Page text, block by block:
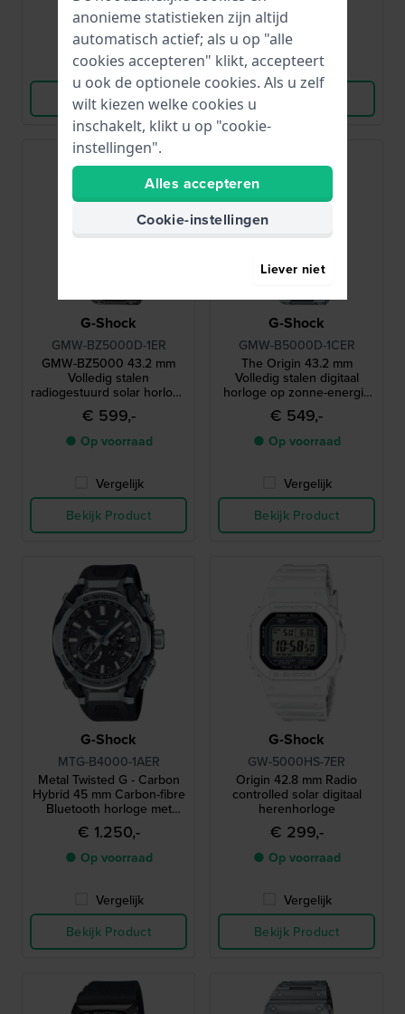
en MIP-display
● Op voorraad
Vergelijk
Bekijk Product
en MIP-display
● Op voorraad
Vergelijk
Bekijk Product
G-Shock
GMW-BZ5000D-1ER
GMW-BZ5000 43.2 mm
Volledig stalen
radiogestuurd solar horloge
met smartphoneverbinding
en MIP-display
€ 599,-
● Op voorraad
Vergelijk
Bekijk Product
G-Shock
GMW-B5000D-1CER
The Origin 43.2 mm
Volledig stalen digitaal
horloge op zonne-energie
met smartphonekoppeling
€ 549,-
● Op voorraad
Vergelijk
Bekijk Product
G-Shock
MTG-B4000-1AER
Metal Twisted G - Carbon
Hybrid 45 mm Carbon-fibre
Bluetooth horloge met
uniek AI-ondersteund
ontwerp frame
€ 1.250,-
● Op voorraad
Vergelijk
Bekijk Product
G-Shock
GW-5000HS-7ER
Origin 42.8 mm Radio
controlled solar digitaal
herenhorloge
€ 299,-
● Op voorraad
Vergelijk
Bekijk Product
anonieme statistieken zijn altijd
automatisch actief; als u op "alle
cookies accepteren" klikt, accepteert
u ook de optionele cookies. Als u zelf
wilt kiezen welke cookies u
inschakelt, klikt u op "cookie-
instellingen".
Alles accepteren
Cookie-instellingen
Liever niet